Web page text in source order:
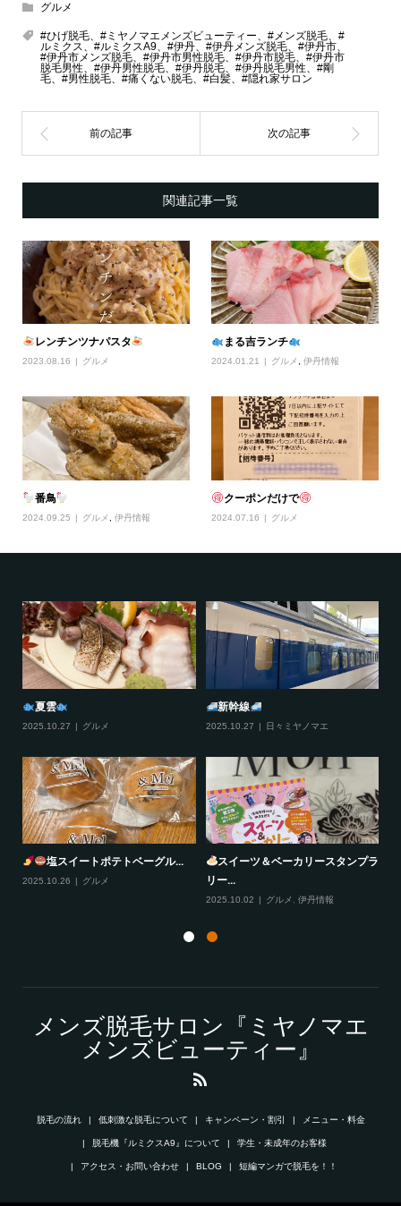
グルメ
#ひげ脱毛、#ミヤノマエメンズビューティー、#メンズ脱毛、#
ルミクス、#ルミクスA9、#伊丹、#伊丹メンズ脱毛、#伊丹市、
#伊丹市メンズ脱毛、#伊丹市男性脱毛、#伊丹市脱毛、#伊丹市
脱毛男性、#伊丹男性脱毛、#伊丹脱毛、#伊丹脱毛男性、#剛
毛、#男性脱毛、#痛くない脱毛、#白髪、#隠れ家サロン
関連記事一覧
レンチンツナパスタ
2023.08.16 グルメ
まる吉ランチ
2024.01.21 グルメ ,伊丹情報
番鳥
2024.09.25 グルメ 伊丹情報
クーポンだけで
2024.07.16 グルメ
夏雲
2025.10.27 グルメ
新幹線
2025.10.27 日々ミヤノマエ
塩スイートポテトベーグル...
2025.10.26 グルメ
スイーツ＆ベーカリースタンプラ
リー...
2025.10.02 グルメ 伊丹情報
メンズ脱毛サロン『ミヤノマエ
メンズビューティー』
脱毛の流れ 低刺激な脱毛について キャンペーン・割引 メニュー・料金
脱毛機『ルミクスA9』について 学生・未成年のお客様
アクセス・お問い合わせ BLOG 短編マンガで脱毛を！！